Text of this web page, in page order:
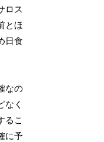
ロス
とほ
日食
なの
なく
るこ
に予